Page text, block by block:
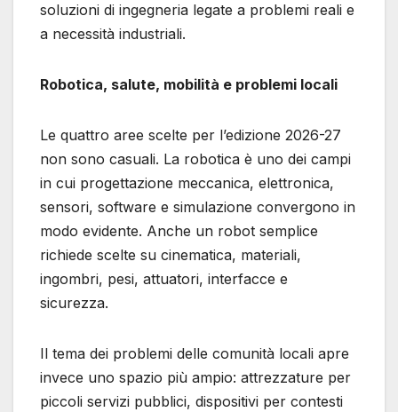
soluzioni di ingegneria legate a problemi reali e
a necessità industriali.
Robotica, salute, mobilità e problemi locali
Le quattro aree scelte per l’edizione 2026-27
non sono casuali. La robotica è uno dei campi
in cui progettazione meccanica, elettronica,
sensori, software e simulazione convergono in
modo evidente. Anche un robot semplice
richiede scelte su cinematica, materiali,
ingombri, pesi, attuatori, interfacce e
sicurezza.
Il tema dei problemi delle comunità locali apre
invece uno spazio più ampio: attrezzature per
piccoli servizi pubblici, dispositivi per contesti